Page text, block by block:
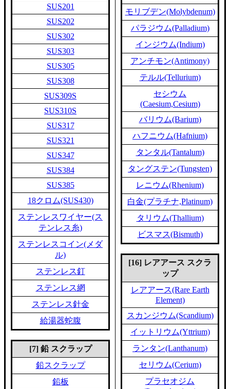
SUS201
SUS202
SUS302
SUS303
SUS305
SUS308
SUS309S
SUS310S
SUS317
SUS321
SUS347
SUS384
SUS385
18クロム(SUS430)
ステンレスワイヤー(ス
テンレス糸)
ステンレスコイン(メダ
ル)
ステンレス釘
ステンレス網
ステンレス針金
給湯器蛇腹
[7] 鉛 スクラップ
鉛スクラップ
鉛板
モリブデン(Molybdenum)
パラジウム(Palladium)
インジウム(Indium)
アンチモン(Antimony)
テルル(Tellurium)
セシウム
(Caesium,Cesium)
バリウム(Barium)
ハフニウム(Hafnium)
タンタル(Tantalum)
タングステン(Tungsten)
レニウム(Rhenium)
白金(プラチナ,Platinum)
タリウム(Thallium)
ビスマス(Bismuth)
[16] レアアース スクラ
ップ
レアアース(Rare Earth
Element)
スカンジウム(Scandium)
イットリウム(Yttrium)
ランタン(Lanthanum)
セリウム(Cerium)
プラセオジム